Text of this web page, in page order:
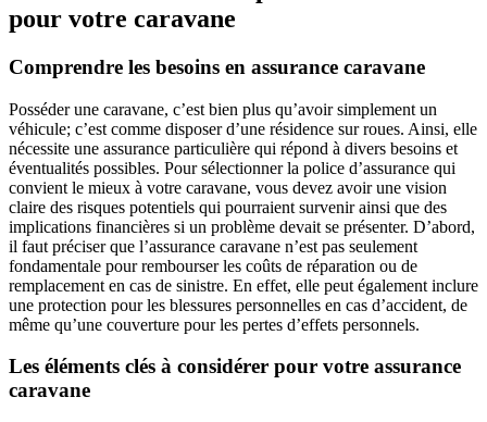
pour votre caravane
Comprendre les besoins en assurance caravane
Posséder une caravane, c’est bien plus qu’avoir simplement un
véhicule; c’est comme disposer d’une résidence sur roues. Ainsi, elle
nécessite une assurance particulière qui répond à divers besoins et
éventualités possibles. Pour sélectionner la police d’assurance qui
convient le mieux à votre caravane, vous devez avoir une vision
claire des risques potentiels qui pourraient survenir ainsi que des
implications financières si un problème devait se présenter. D’abord,
il faut préciser que l’assurance caravane n’est pas seulement
fondamentale pour rembourser les coûts de réparation ou de
remplacement en cas de sinistre. En effet, elle peut également inclure
une protection pour les blessures personnelles en cas d’accident, de
même qu’une couverture pour les pertes d’effets personnels.
Les éléments clés à considérer pour votre assurance
caravane